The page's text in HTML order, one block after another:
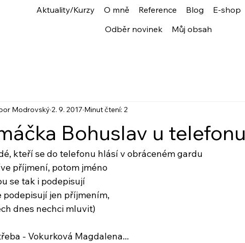
Aktuality/Kurzy O mně Reference Blog E-shop
Odběr novinek
Můj obsah
Bohuslav u telefonu
Modrovský 2. 9. 2017 Minut čtení: 2
kteří se do telefonu hlásí v obráceném gardu
příjmení, potom jméno
se tak i podepisují
podepisují jen příjmením,
dnes nechci mluvit)
- Vokurková Magdalena...